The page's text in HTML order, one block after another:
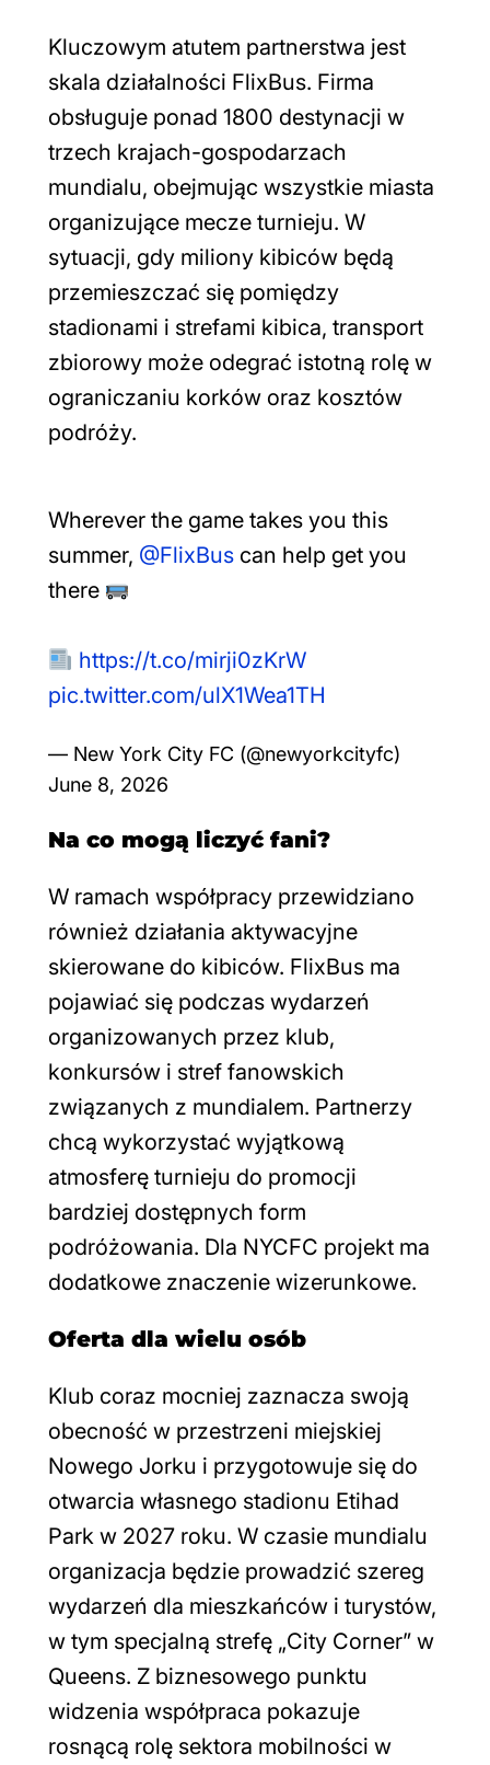
Kluczowym atutem partnerstwa jest
skala działalności FlixBus. Firma
obsługuje ponad 1800 destynacji w
trzech krajach-gospodarzach
mundialu, obejmując wszystkie miasta
organizujące mecze turnieju. W
sytuacji, gdy miliony kibiców będą
przemieszczać się pomiędzy
stadionami i strefami kibica, transport
zbiorowy może odegrać istotną rolę w
ograniczaniu korków oraz kosztów
podróży.
Wherever the game takes you this
summer, @FlixBus can help get you
there
https://t.co/mirji0zKrW
pic.twitter.com/ulX1Wea1TH
— New York City FC (@newyorkcityfc)
June 8, 2026
Na co mogą liczyć fani?
W ramach współpracy przewidziano
również działania aktywacyjne
skierowane do kibiców. FlixBus ma
pojawiać się podczas wydarzeń
organizowanych przez klub,
konkursów i stref fanowskich
związanych z mundialem. Partnerzy
chcą wykorzystać wyjątkową
atmosferę turnieju do promocji
bardziej dostępnych form
podróżowania. Dla NYCFC projekt ma
dodatkowe znaczenie wizerunkowe.
Oferta dla wielu osób
Klub coraz mocniej zaznacza swoją
obecność w przestrzeni miejskiej
Nowego Jorku i przygotowuje się do
otwarcia własnego stadionu Etihad
Park w 2027 roku. W czasie mundialu
organizacja będzie prowadzić szereg
wydarzeń dla mieszkańców i turystów,
w tym specjalną strefę „City Corner” w
Queens. Z biznesowego punktu
widzenia współpraca pokazuje
rosnącą rolę sektora mobilności w